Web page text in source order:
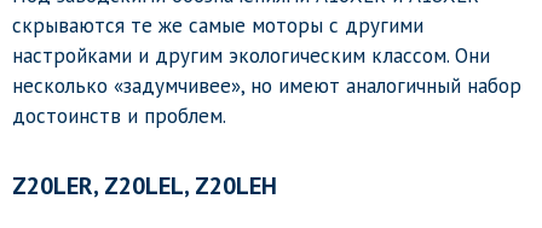
скрываются те же самые моторы с другими
настройками и другим экологическим классом. Они
несколько «задумчивее», но имеют аналогичный набор
достоинств и проблем.
Z20LER, Z20LEL, Z20LEH